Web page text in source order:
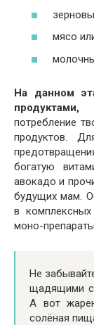
мясо
На данном
потребление
продуктов.
богатую
авокадо и
будущих мам.
в
моно-
Не
щадящими
А вот
солёная